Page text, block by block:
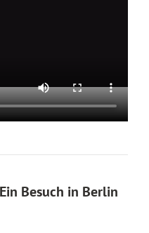
Besuch in Berlin